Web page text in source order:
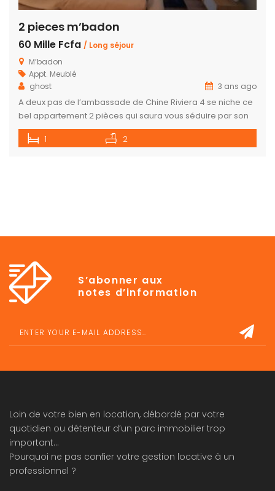
2 pieces m’badon
60 Mille Fcfa / Long séjour
M’badon
Appt. Meublé
ghost
3 ans ago
A deux pas de l’ambassade de Chine Riviera 4 se niche ce
bel appartement 2 pièces qui saura vous séduire par son
confort. Toutes les commodités sont réunis pour offrir un
séjour agréable. Eau-chaude Climatisation Internet Netflix,
1 2
S’abonner aux
notes d’information
Loin de votre bien en location, débordé par votre
quotidien ou détenteur d’un parc immobilier trop
important…
Pourquoi ne pas confier votre gestion locative à un
professionnel ?